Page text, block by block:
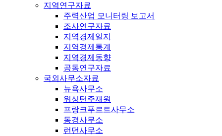
지역연구자료
주력산업 모니터링 보고서
조사연구자료
지역경제일지
지역경제통계
지역경제동향
공동연구자료
국외사무소자료
뉴욕사무소
워싱턴주재원
프랑크푸르트사무소
동경사무소
런던사무소